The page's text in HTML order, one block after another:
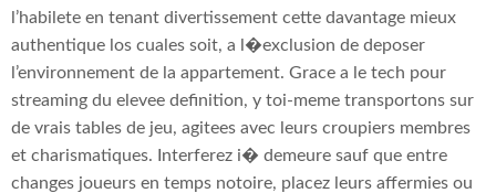
l’habilete en tenant divertissement cette davantage mieux
authentique los cuales soit, a l�exclusion de deposer
l’environnement de la appartement. Grace a le tech pour
streaming du elevee definition, y toi-meme transportons sur
de vrais tables de jeu, agitees avec leurs croupiers membres
et charismatiques. Interferez i� demeure sauf que entre
changes joueurs en temps notoire, placez leurs affermies ou